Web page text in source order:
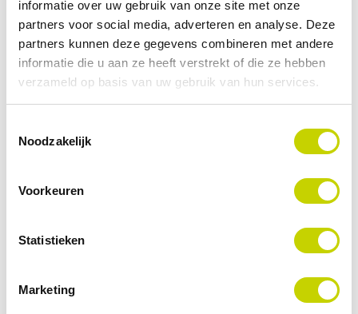
informatie over uw gebruik van onze site met onze
partners voor social media, adverteren en analyse. Deze
partners kunnen deze gegevens combineren met andere
informatie die u aan ze heeft verstrekt of die ze hebben
verzameld op basis van uw gebruik van hun services.
Noodzakelijk
Voorkeuren
Statistieken
Marketing
2
Hogere kwaliteit
door minder defecten, fouten en
Hogere klanttevredenheid